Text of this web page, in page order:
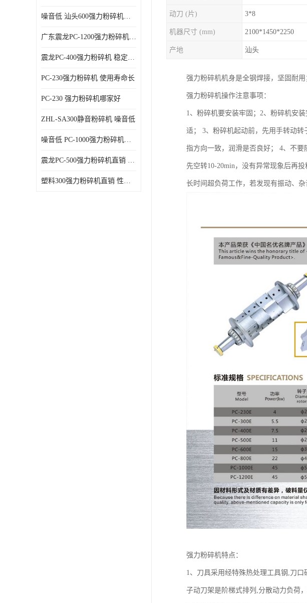
噪音低 汕头600强力粉碎机直供
广东震龙PC-1200强力粉碎机 物超所值
震龙PC-400强力粉碎机 稳定性好
PC-230强力粉碎机 使用寿命长
PC-230 强力粉碎机哪家好
ZHL-SA300静音粉碎机 噪音低
噪音低 PC-1000强力粉碎机直供
震龙PC-500强力粉碎机直销 性价比高
塑料300强力粉碎机直销 性价比高
动刀 (片) 3*8
机器尺寸 (mm) 2100*1450*2250
产地 汕头
强力粉碎机机身是全钢焊接，坚固耐
强力粉碎机操作注意事项：
1、粉碎机要安装牢固；2、粉碎机安
适； 3、粉碎机起动前，先用手转动
指方向一致，润滑是否良好； 4、不
先空转10-20min，没有异常现象后再
长时间超负荷工作，若发现有振动、
强力粉碎机特点：
1、刀具采用经特殊热处理工具钢,刀
子动刀架是阶梯式排列,分散动力负荷